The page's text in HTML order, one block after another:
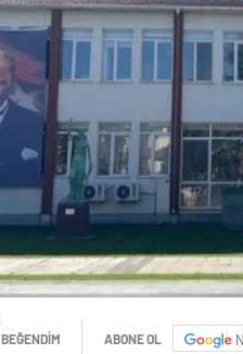
BEĞENDİM ABONE OL